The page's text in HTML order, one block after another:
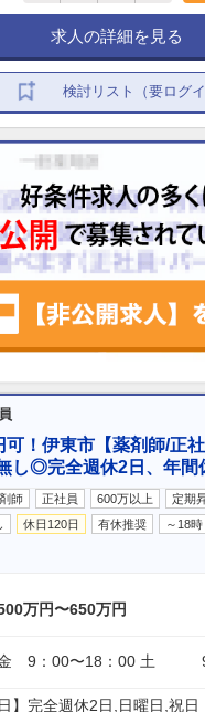
求人の詳細を見る
検討リスト（要ログイ
！伊東市【薬剤師/正
し◎完全週休2日、年間
師 正社員 600万以上
定期
休日120日 有休推奨
～18
万円〜650万円
金 9：00〜18：00 土 9
日】完全週休2日,日曜日,祝